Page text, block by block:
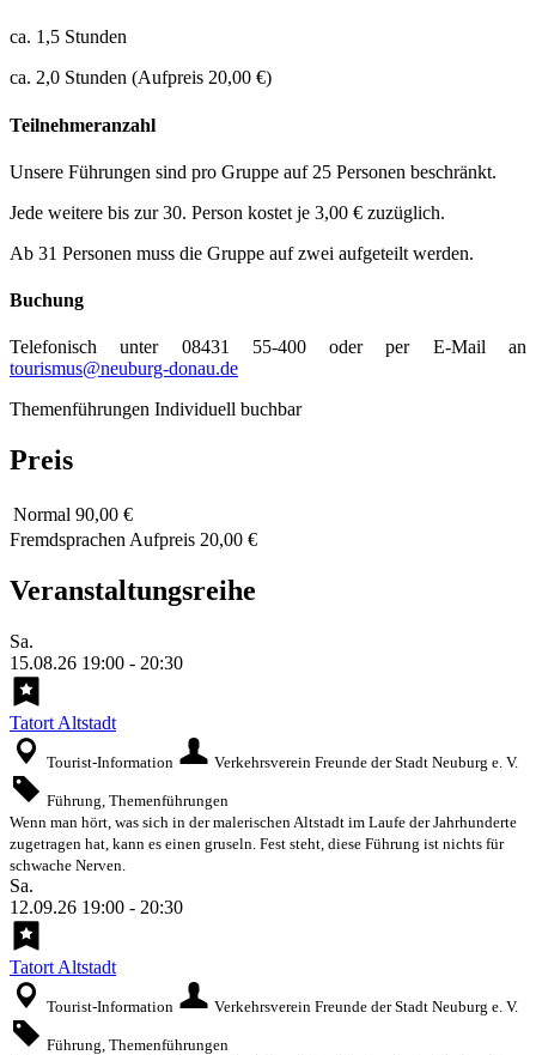
ca. 1,5 Stunden
ca. 2,0 Stunden (Aufpreis 20,00 €)
Teilnehmeranzahl
Unsere Führungen sind pro Gruppe auf 25 Personen beschränkt.
Jede weitere bis zur 30. Person kostet je 3,00 € zuzüglich.
Ab 31 Personen muss die Gruppe auf zwei aufgeteilt werden.
Buchung
Telefonisch unter 08431 55-400 oder per E-Mail an
tourismus@neuburg-donau.de
Themenführungen Individuell buchbar
Preis
Normal 90,00 €
Fremdsprachen Aufpreis 20,00 €
Veranstaltungsreihe
Sa.
15.08.26 19:00 - 20:30
Tatort Altstadt
Tourist-Information Verkehrsverein Freunde der Stadt Neuburg e. V.
Führung, Themenführungen
Wenn man hört, was sich in der malerischen Altstadt im Laufe der Jahrhunderte
zugetragen hat, kann es einen gruseln. Fest steht, diese Führung ist nichts für
schwache Nerven.
Sa.
12.09.26 19:00 - 20:30
Tatort Altstadt
Tourist-Information Verkehrsverein Freunde der Stadt Neuburg e. V.
Führung, Themenführungen